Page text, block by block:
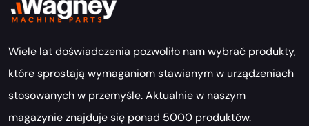
Wiele lat doświadczenia pozwoliło nam wybrać produkty,
które sprostają wymaganiom stawianym w urządzeniach
stosowanych w przemyśle. Aktualnie w naszym
magazynie znajduje się ponad 5000 produktów.